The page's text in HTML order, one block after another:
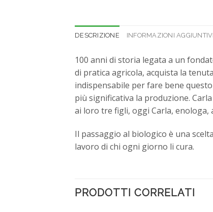
DESCRIZIONE INFORMAZIONI
100 anni di storia legata a un
di pratica agricola, acquista la
indispensabile per fare bene
più significativa la produzione.
ai loro tre figli, oggi Carla, enologa,
Il passaggio al biologico è una
lavoro di chi ogni giorno li cura.
PRODOTTI CORRELATI